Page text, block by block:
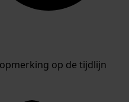
op de tijdlijn